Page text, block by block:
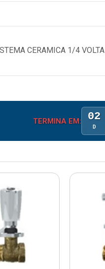
CERAMICA 1/4 VOLTA
TERMINA EM: 02
D